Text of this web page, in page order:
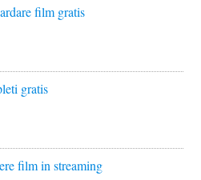
film gratis
gratis
film in streaming